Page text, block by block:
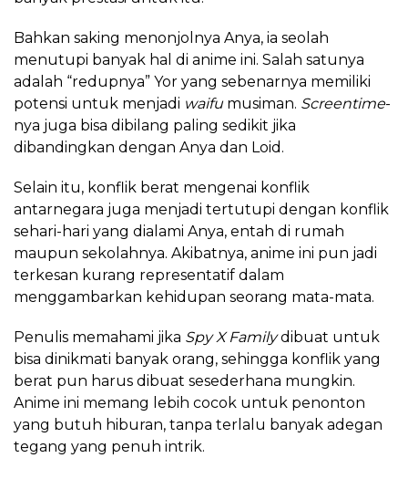
Bahkan saking menonjolnya Anya, ia seolah
menutupi banyak hal di anime ini. Salah satunya
adalah “redupnya” Yor yang sebenarnya memiliki
potensi untuk menjadi waifu musiman. Screentime-
nya juga bisa dibilang paling sedikit jika
dibandingkan dengan Anya dan Loid.
Selain itu, konflik berat mengenai konflik
antarnegara juga menjadi tertutupi dengan konflik
sehari-hari yang dialami Anya, entah di rumah
maupun sekolahnya. Akibatnya, anime ini pun jadi
terkesan kurang representatif dalam
menggambarkan kehidupan seorang mata-mata.
Penulis memahami jika Spy X Familydibuat untuk
bisa dinikmati banyak orang, sehingga konflik yang
berat pun harus dibuat sesederhana mungkin.
Anime ini memang lebih cocok untuk penonton
yang butuh hiburan, tanpa terlalu banyak adegan
tegang yang penuh intrik.